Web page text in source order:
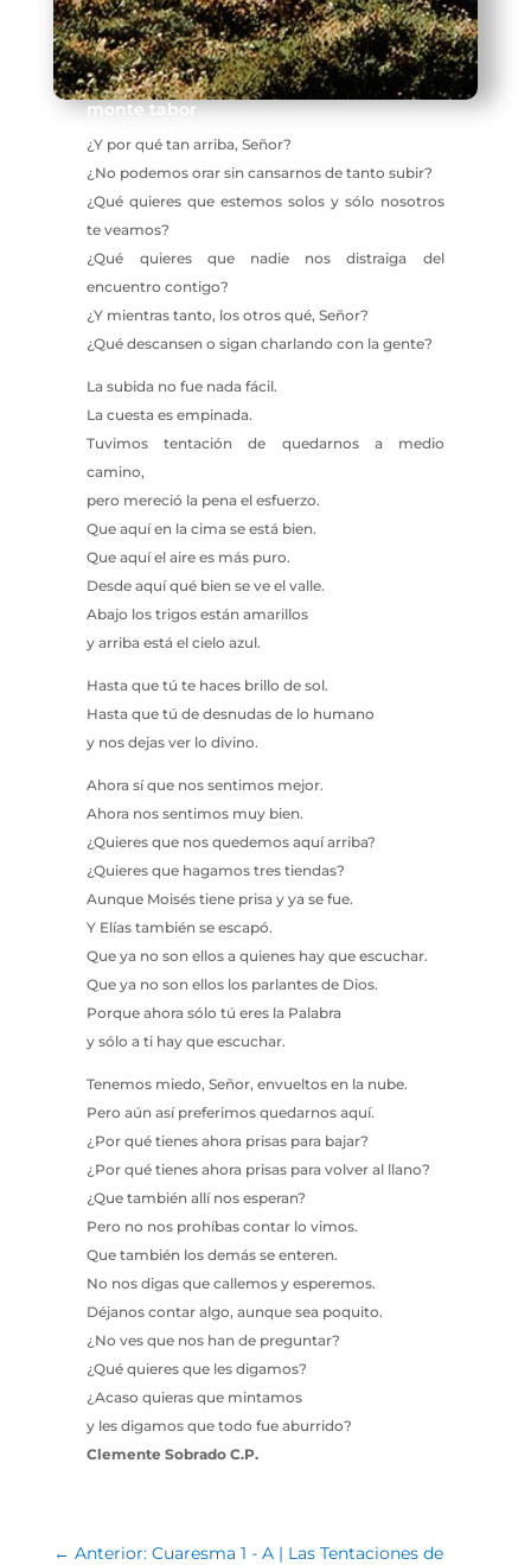
monte tabor
¿Y por qué tan arriba, Señor?
¿No podemos orar sin cansarnos de tanto subir?
¿Qué quieres que estemos solos y sólo nosotros
te veamos?
¿Qué quieres que nadie nos distraiga del
encuentro contigo?
¿Y mientras tanto, los otros qué, Señor?
¿Qué descansen o sigan charlando con la gente?
La subida no fue nada fácil.
La cuesta es empinada.
Tuvimos tentación de quedarnos a medio
camino,
pero mereció la pena el esfuerzo.
Que aquí en la cima se está bien.
Que aquí el aire es más puro.
Desde aquí qué bien se ve el valle.
Abajo los trigos están amarillos
y arriba está el cielo azul.
Hasta que tú te haces brillo de sol.
Hasta que tú de desnudas de lo humano
y nos dejas ver lo divino.
Ahora sí que nos sentimos mejor.
Ahora nos sentimos muy bien.
¿Quieres que nos quedemos aquí arriba?
¿Quieres que hagamos tres tiendas?
Aunque Moisés tiene prisa y ya se fue.
Y Elías también se escapó.
Que ya no son ellos a quienes hay que escuchar.
Que ya no son ellos los parlantes de Dios.
Porque ahora sólo tú eres la Palabra
y sólo a ti hay que escuchar.
Tenemos miedo, Señor, envueltos en la nube.
Pero aún así preferimos quedarnos aquí.
¿Por qué tienes ahora prisas para bajar?
¿Por qué tienes ahora prisas para volver al llano?
¿Que también allí nos esperan?
Pero no nos prohíbas contar lo vimos.
Que también los demás se enteren.
No nos digas que callemos y esperemos.
Déjanos contar algo, aunque sea poquito.
¿No ves que nos han de preguntar?
¿Qué quieres que les digamos?
¿Acaso quieras que mintamos
y les digamos que todo fue aburrido?
Clemente Sobrado C.P.
← Anterior: Cuaresma 1 - A | Las Tentaciones de